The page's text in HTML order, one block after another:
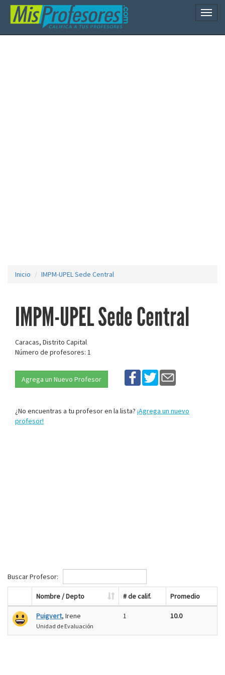
Inicio IMPM-UPEL Sede Central
IMPM-UPEL Sede Central
Caracas, Distrito Capital
Número de profesores: 1
Agrega un Nuevo Profesor
¿No encuentras a tu profesor en la lista? ¡Agrega un nuevo
profesor!
Buscar Profesor:
Nombre / Depto # de calif. Promedio
Puigvert, Irene
Unidad de Evaluación
1 10.0